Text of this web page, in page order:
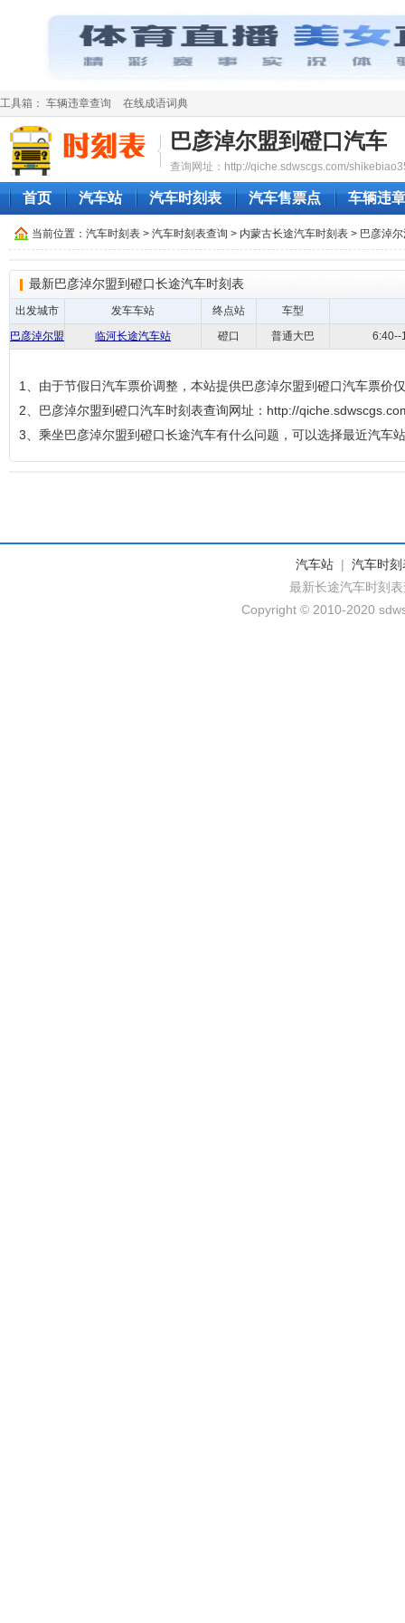
工具箱： 车辆违章查询 在线成语词典
巴彦淖尔盟到磴口汽车
查询网址：http://qiche.sdwscgs.com/
首页 汽车站 汽车时刻表 汽车售票点 车辆违
当前位置： 汽车时刻表 > 汽车时刻表查询 > 内蒙古长途汽车时刻表 > 巴彦淖
最新巴彦淖尔盟到磴口长途汽车时刻表
出发城市 发车车站 终点站
车型
巴彦淖尔盟
临河长途汽车站 磴口 普通大巴 6:40--
1、由于节假日汽车票价调整，本站提供巴彦淖尔盟到磴口汽车票价
2、巴彦淖尔盟到磴口汽车时刻表查询网址：http://
3、乘坐巴彦淖尔盟到磴口长途汽车有什么问题，可以选择最近汽车
汽车站 | 汽车时刻
最新长途汽车时刻
Copyright © 2010-2020